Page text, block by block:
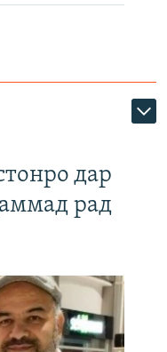
дар
рад